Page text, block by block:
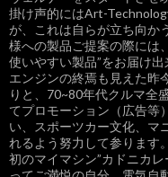
掛け声的にはArt-
が、これは自らが立ち向か
様への製品ご提案の際には
使いやすい製品”をお届け出
エンジンの終焉も見えた昨
りと、70~80年代クルマ全
てプロモーション（広告等
い、スポーツカー文化、マ
れるよう努力して参ります
初のマイマシン”カドニカ